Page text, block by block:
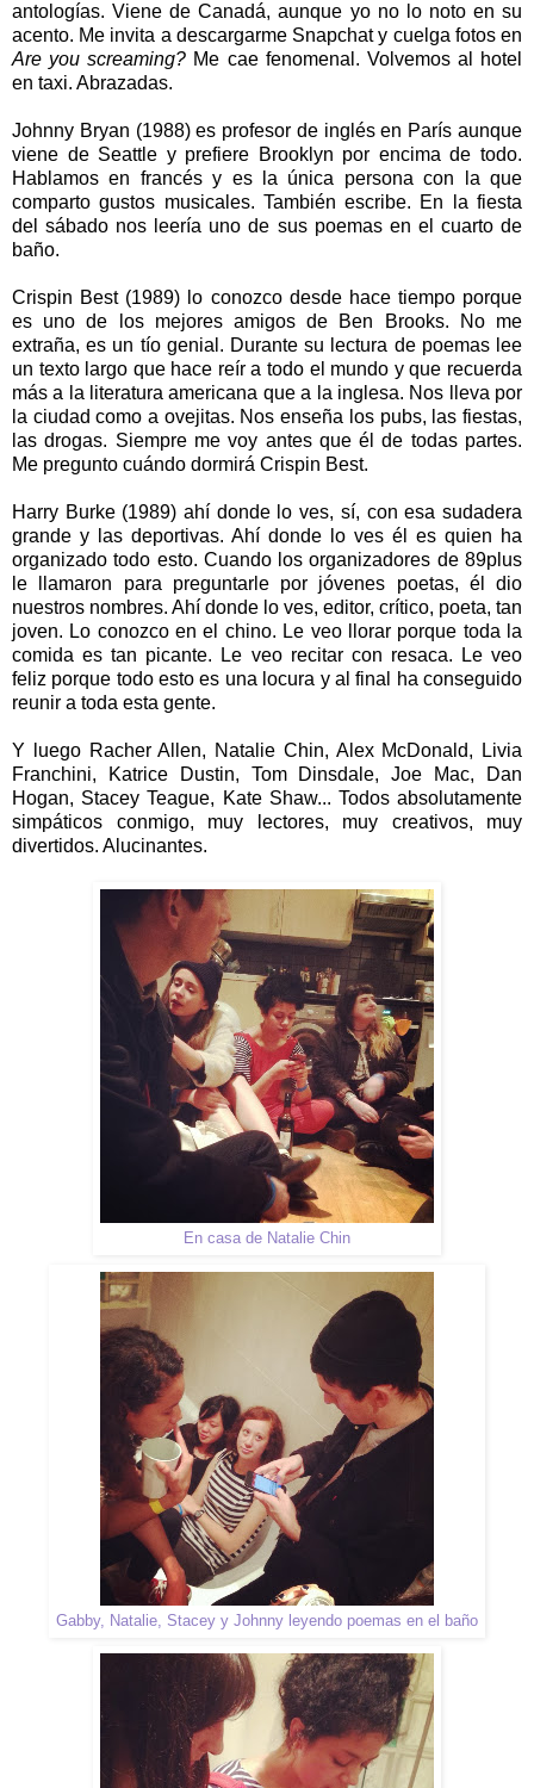
antologías. Viene de Canadá, aunque yo no lo noto en su
acento. Me invita a descargarme Snapchat y cuelga fotos en
Are you screaming? Me cae fenomenal. Volvemos al hotel
en taxi. Abrazadas.
Johnny Bryan (1988) es profesor de inglés en París aunque
viene de Seattle y prefiere Brooklyn por encima de todo.
Hablamos en francés y es la única persona con la que
comparto gustos musicales. También escribe. En la fiesta
del sábado nos leería uno de sus poemas en el cuarto de
baño.
Crispin Best (1989) lo conozco desde hace tiempo porque
es uno de los mejores amigos de Ben Brooks. No me
extraña, es un tío genial. Durante su lectura de poemas lee
un texto largo que hace reír a todo el mundo y que recuerda
más a la literatura americana que a la inglesa. Nos lleva por
la ciudad como a ovejitas. Nos enseña los pubs, las fiestas,
las drogas. Siempre me voy antes que él de todas partes.
Me pregunto cuándo dormirá Crispin Best.
Harry Burke (1989) ahí donde lo ves, sí, con esa sudadera
grande y las deportivas. Ahí donde lo ves él es quien ha
organizado todo esto. Cuando los organizadores de 89plus
le llamaron para preguntarle por jóvenes poetas, él dio
nuestros nombres. Ahí donde lo ves, editor, crítico, poeta, tan
joven. Lo conozco en el chino. Le veo llorar porque toda la
comida es tan picante. Le veo recitar con resaca. Le veo
feliz porque todo esto es una locura y al final ha conseguido
reunir a toda esta gente.
Y luego Racher Allen, Natalie Chin, Alex McDonald, Livia
Franchini, Katrice Dustin, Tom Dinsdale, Joe Mac, Dan
Hogan, Stacey Teague, Kate Shaw... Todos absolutamente
simpáticos conmigo, muy lectores, muy creativos, muy
divertidos. Alucinantes.
En casa de Natalie Chin
Gabby, Natalie, Stacey y Johnny leyendo poemas en el baño